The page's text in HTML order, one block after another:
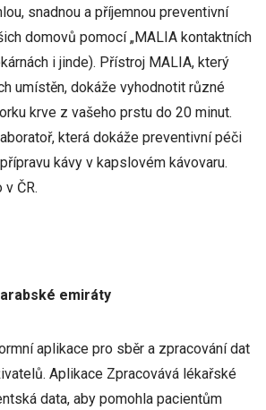
snadnou a příjemnou preventivní
domovů pomocí „MALIA kontaktních
i jinde). Přístroj MALIA, který
umístěn, dokáže vyhodnotit různé
krve z vašeho prstu do 20 minut.
která dokáže preventivní péči
kávy v kapslovém kávovaru.
ČR.
emiráty
aplikace pro sběr a zpracování dat
Aplikace Zpracovává lékařské
data, aby pomohla pacientům